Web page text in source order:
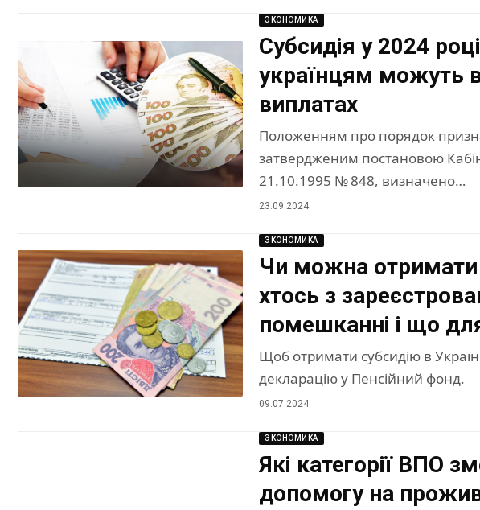
ЭКОНОМИКА
Субсидія у 2024
українцям можуть
виплатах
Положенням про порядок
затвердженим постановою
21.10.1995 № 848, визначено…
23.09.2024
ЭКОНОМИКА
Чи можна
хтось з
помешканні і що
Щоб отримати субсидію в
декларацію у Пенсійний фонд.
09.07.2024
ЭКОНОМИКА
Які категорії ВПО
допомогу на